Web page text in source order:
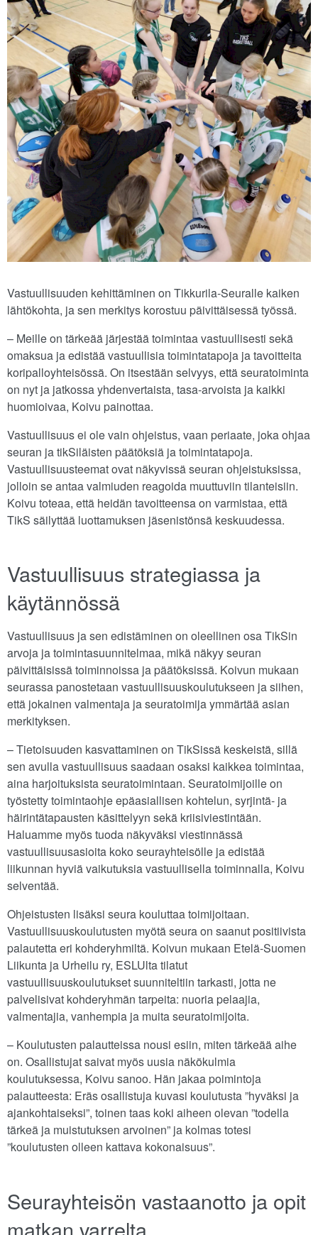
Vastuullisuuden kehittäminen on Tikkurila-Seuralle kaiken
lähtökohta, ja sen merkitys korostuu päivittäisessä työssä.
– Meille on tärkeää järjestää toimintaa vastuullisesti sekä
omaksua ja edistää vastuullisia toimintatapoja ja tavoitteita
koripalloyhteisössä. On itsestään selvyys, että seuratoiminta
on nyt ja jatkossa yhdenvertaista, tasa-arvoista ja kaikki
huomioivaa, Koivu painottaa.
Vastuullisuus ei ole vain ohjeistus, vaan periaate, joka ohjaa
seuran ja tikSiläisten päätöksiä ja toimintatapoja.
Vastuullisuusteemat ovat näkyvissä seuran ohjeistuksissa,
jolloin se antaa valmiuden reagoida muuttuviin tilanteisiin.
Koivu toteaa, että heidän tavoitteensa on varmistaa, että
TikS säilyttää luottamuksen jäsenistönsä keskuudessa.
Vastuullisuus strategiassa ja
käytännössä
Vastuullisuus ja sen edistäminen on oleellinen osa TikSin
arvoja ja toimintasuunnitelmaa, mikä näkyy seuran
päivittäisissä toiminnoissa ja päätöksissä. Koivun mukaan
seurassa panostetaan vastuullisuuskoulutukseen ja siihen,
että jokainen valmentaja ja seuratoimija ymmärtää asian
merkityksen.
– Tietoisuuden kasvattaminen on TikSissä keskeistä, sillä
sen avulla vastuullisuus saadaan osaksi kaikkea toimintaa,
aina harjoituksista seuratoimintaan. Seuratoimijoille on
työstetty toimintaohje epäasiallisen kohtelun, syrjintä- ja
häirintätapausten käsittelyyn sekä kriisiviestintään.
Haluamme myös tuoda näkyväksi viestinnässä
vastuullisuusasioita koko seurayhteisölle ja edistää
liikunnan hyviä vaikutuksia vastuullisella toiminnalla, Koivu
selventää.
Ohjeistusten lisäksi seura kouluttaa toimijoitaan.
Vastuullisuuskoulutusten myötä seura on saanut positiivista
palautetta eri kohderyhmiltä. Koivun mukaan Etelä-Suomen
Liikunta ja Urheilu ry, ESLUlta tilatut
vastuullisuuskoulutukset suunniteltiin tarkasti, jotta ne
palvelisivat kohderyhmän tarpeita: nuoria pelaajia,
valmentajia, vanhempia ja muita seuratoimijoita.
– Koulutusten palautteissa nousi esiin, miten tärkeää aihe
on. Osallistujat saivat myös uusia näkökulmia
koulutuksessa, Koivu sanoo. Hän jakaa poimintoja
palautteesta: Eräs osallistuja kuvasi koulutusta ”hyväksi ja
ajankohtaiseksi”, toinen taas koki aiheen olevan ”todella
tärkeä ja muistutuksen arvoinen” ja kolmas totesi
”koulutusten olleen kattava kokonaisuus”.
Seurayhteisön vastaanotto ja opit
matkan varrelta